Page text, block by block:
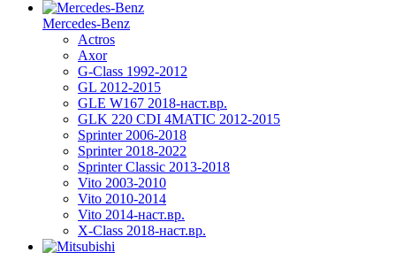
Mercedes-Benz
Actros
Axor
G-Class 1992-2012
GL 2012-2015
GLE W167 2018-наст.вр.
GLK 220 CDI 4MATIC 2012-2015
Sprinter 2006-2018
Sprinter 2018-2022
Sprinter Classic 2013-2018
Vito 2003-2010
Vito 2010-2014
Vito 2014-наст.вр.
X-Class 2018-наст.вр.